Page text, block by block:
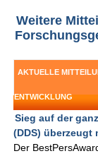
Weitere
AKTUELLE
ENTWICKLUNG
Sieg auf der
(DDS) überzeugt
Der